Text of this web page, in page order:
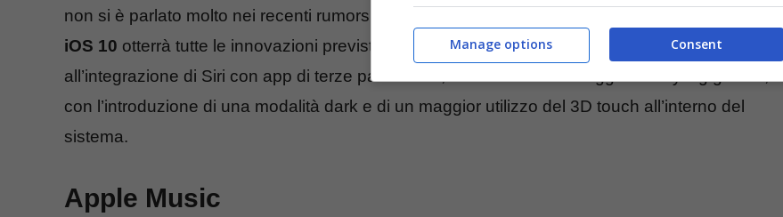
non si è parlato molto nei recenti rumors. Ciò che possiamo affermare riguarda il fatto che
iOS 10 otterrà tutte le innovazioni previste per Apple Music, Apple Pay e App Store, oltre
all’integrazione di Siri con app di terze parti. Infine, vi sarà anche un leggero restyling grafico,
con l’introduzione di una modalità dark e di un maggior utilizzo del 3D touch all’interno del
sistema.
Apple Music
Consent
Manage options